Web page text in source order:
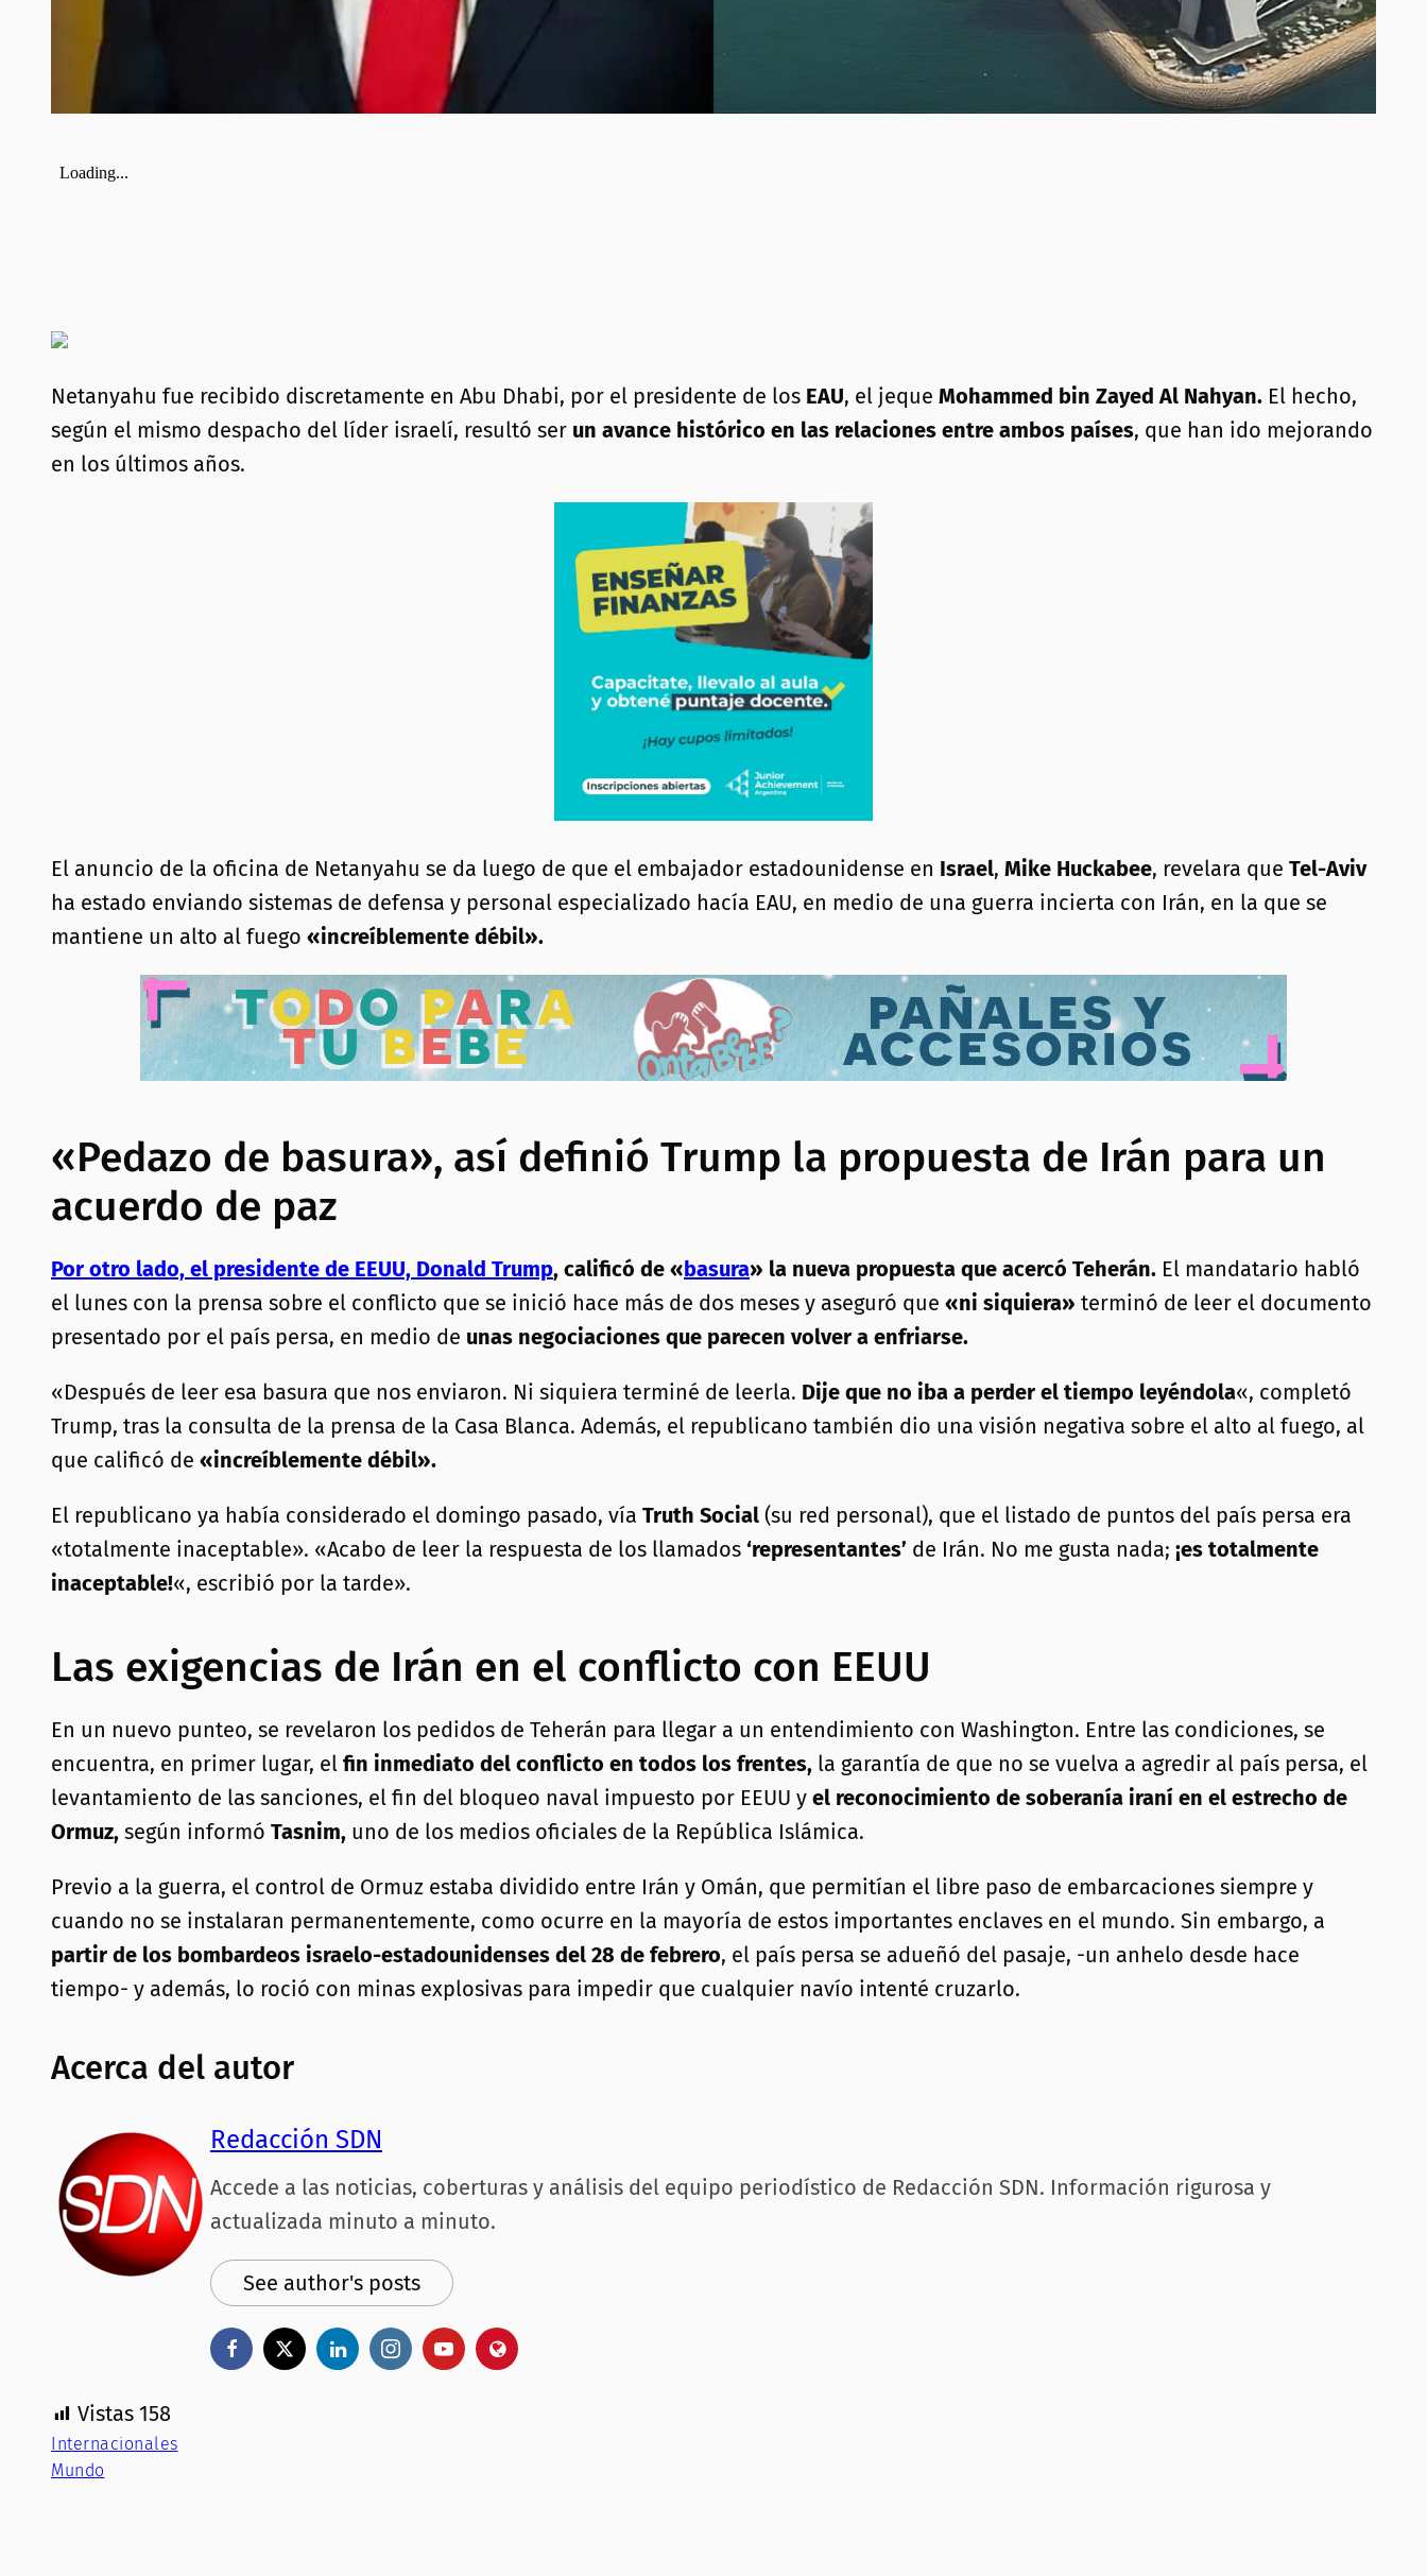
Netanyahu fue recibido discretamente en Abu Dhabi, por el presidente de los EAU, el jeque Mohammed bin Zayed Al Nahyan. El hecho,
según el mismo despacho del líder israelí, resultó ser un avance histórico en las relaciones entre ambos países, que han ido mejorando
en los últimos años.
El anuncio de la oficina de Netanyahu se da luego de que el embajador estadounidense en Israel, Mike Huckabee, revelara que Tel-Aviv
ha estado enviando sistemas de defensa y personal especializado hacía EAU, en medio de una guerra incierta con Irán, en la que se
mantiene un alto al fuego «increíblemente débil».
«Pedazo de basura», así definió Trump la propuesta de Irán para un
acuerdo de paz
Por otro lado, el presidente de EEUU, Donald Trump, calificó de « basura» la nueva propuesta que acercó Teherán. El mandatario habló
el lunes con la prensa sobre el conflicto que se inició hace más de dos meses y aseguró que «ni siquiera» terminó de leer el documento
presentado por el país persa, en medio de unas negociaciones que parecen volver a enfriarse.
«Después de leer esa basura que nos enviaron. Ni siquiera terminé de leerla. Dije que no iba a perder el tiempo leyéndola«, completó
Trump, tras la consulta de la prensa de la Casa Blanca. Además, el republicano también dio una visión negativa sobre el alto al fuego, al
que calificó de «increíblemente débil».
El republicano ya había considerado el domingo pasado, vía Truth Social (su red personal), que el listado de puntos del país persa era
«totalmente inaceptable». «Acabo de leer la respuesta de los llamados ‘representantes’ de Irán. No me gusta nada; ¡es totalmente
inaceptable!«, escribió por la tarde».
Las exigencias de Irán en el conflicto con EEUU
En un nuevo punteo, se revelaron los pedidos de Teherán para llegar a un entendimiento con Washington. Entre las condiciones, se
encuentra, en primer lugar, el fin inmediato del conflicto en todos los frentes, la garantía de que no se vuelva a agredir al país persa, el
levantamiento de las sanciones, el fin del bloqueo naval impuesto por EEUU y el reconocimiento de soberanía iraní en el estrecho de
Ormuz, según informó Tasnim, uno de los medios oficiales de la República Islámica.
Previo a la guerra, el control de Ormuz estaba dividido entre Irán y Omán, que permitían el libre paso de embarcaciones siempre y
cuando no se instalaran permanentemente, como ocurre en la mayoría de estos importantes enclaves en el mundo. Sin embargo, a
partir de los bombardeos israelo-estadounidenses del 28 de febrero, el país persa se adueñó del pasaje, -un anhelo desde hace
tiempo- y además, lo roció con minas explosivas para impedir que cualquier navío intenté cruzarlo.
Acerca del autor
Redacción SDN
Accede a las noticias, coberturas y análisis del equipo periodístico de Redacción SDN. Información rigurosa y
actualizada minuto a minuto.
See author's posts
Vistas 158
Internacionales
Mundo